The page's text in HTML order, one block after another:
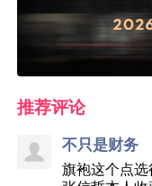
推荐评论
不只是财务
旗袍这个点